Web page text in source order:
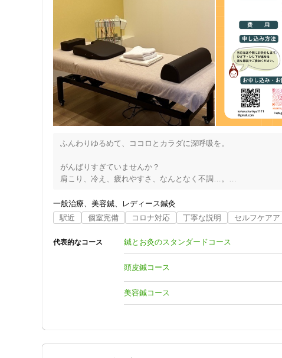
ふんわりゆるめて、ココロとカラダに深呼吸を。
がんばりすぎていませんか？
肩こり、冷え、疲れやすさ、なんとなく不調…。
「はりきゅう心温」では、やさしいお灸とていねいな鍼で
身体を芯からあたため、深くリラックスできる時間をお届けし
こんな方におすすめです
•  冷えやすい、寝つきが悪い
•  なかなか寝付けない、不眠で悩まされている
「鍼灸をもっと身近に、毎日の養生のひとつとして取り入れ
お灸セルフケア教室も承っております。
一般治療 美容鍼
レディース鍼灸
駅近
個室完備 コロナ対応 丁寧な説明 セルフケアア
代表的なコース 鍼とお灸のスタンダードコース
頭皮鍼コース
美容鍼コース